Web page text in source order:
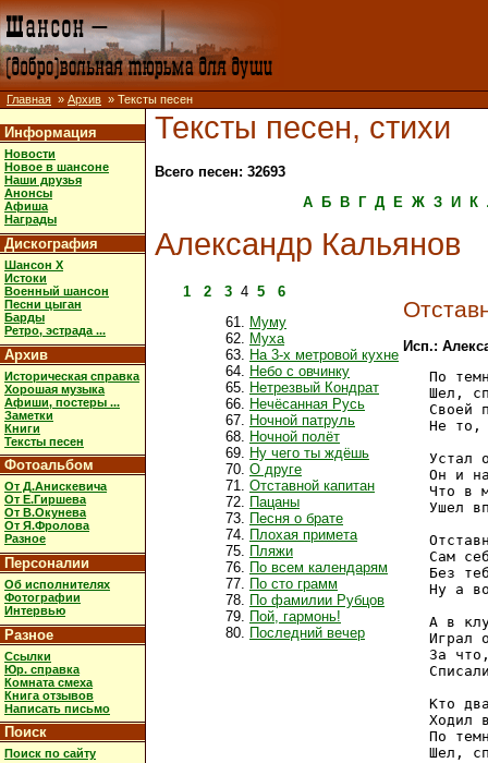
Главная » Архив » Тексты песен
Информация
Новости
Новое в шансоне
Наши друзья
Анонсы
Афиша
Награды
Дискография
Шансон X
Истоки
Военный шансон
Песни цыган
Барды
Ретро, эстрада ...
Архив
Историческая справка
Хорошая музыка
Афиши, постеры ...
Заметки
Книги
Тексты песен
Фотоальбом
От Д.Анискевича
От Е.Гиршева
От В.Окунева
От Я.Фролова
Разное
Персоналии
Об исполнителях
Фотографии
Интервью
Разное
Ссылки
Юр. справка
Комната смеха
Книга отзывов
Написать письмо
Поиск
Поиск по сайту
Тексты песен, стихи
Всего песен: 32693
А
Б В Г Д Е Ж З И К
Александр Кальянов
1 2 3 4 5
6
Муму
Муха
На 3-х метровой кухне
Небо с овчинку
Нетрезвый Кондрат
Нечёсанная Русь
Ночной патруль
Ночной полёт
Ну чего ты ждёшь
О друге
Отставной капитан
Пацаны
Песня о брате
Плохая примета
Пляжи
По всем календарям
По сто грамм
По фамилии Рубцов
Пой, гармонь!
Последний вечер
Исп.:
По
Шел,
Своей
Не то,
Устал
Он и
Что в
Ушел
Сам
Без
Ну а
А в
Играл
За
Кто
Ходил
По
Шел,